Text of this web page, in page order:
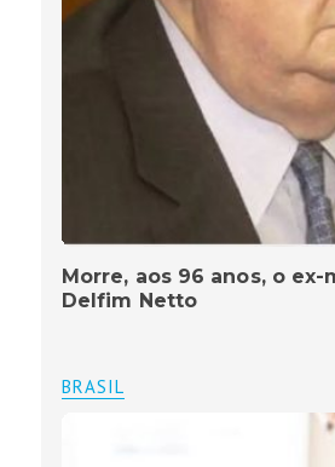
Morre, aos 96 anos, o
Delfim Netto
BRASIL